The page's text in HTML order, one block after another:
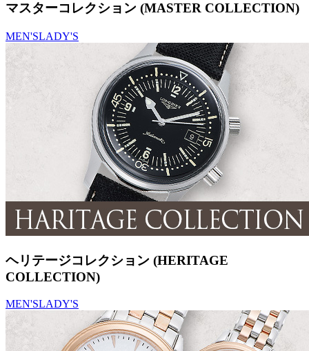
マスターコレクション (MASTER COLLECTION)
MEN'SLADY'S
ヘリテージコレクション (HERITAGE
COLLECTION)
MEN'SLADY'S